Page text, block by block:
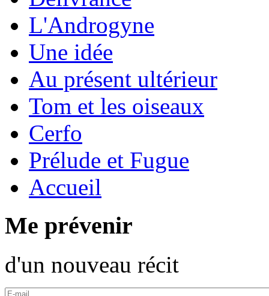
L'Androgyne
Une idée
Au présent ultérieur
Tom et les oiseaux
Cerfo
Prélude et Fugue
Accueil
Me prévenir
d'un nouveau récit